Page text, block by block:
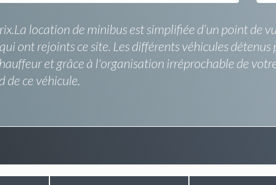
location de minibus est simplifiée d’un point de
ont rejoints ce site. Les différents véhicules détenus
et grâce à l'organisation irréprochable de
ce véhicule.